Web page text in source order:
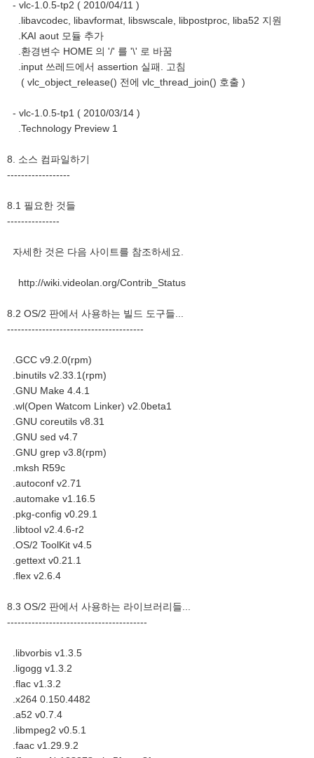
- vlc-1.0.5-tp2 ( 2010/04/11 )
.libavcodec, libavformat, libswscale, libpostproc, liba52 지원
.KAI aout 모듈 추가
.환경변수 HOME 의 '/' 를 '\' 로 바꿈
.input 쓰레드에서 assertion 실패. 고침
( vlc_object_release() 전에 vlc_thread_join() 호출 )
- vlc-1.0.5-tp1 ( 2010/03/14 )
.Technology Preview 1
8. 소스 컴파일하기
------------------
8.1 필요한 것들
---------------
자세한 것은 다음 사이트를 참조하세요.
http://wiki.videolan.org/Contrib_Status
8.2 OS/2 판에서 사용하는 빌드 도구들...
---------------------------------------
.GCC v9.2.0(rpm)
.binutils v2.33.1(rpm)
.GNU Make 4.4.1
.wl(Open Watcom Linker) v2.0beta1
.GNU coreutils v8.31
.GNU sed v4.7
.GNU grep v3.8(rpm)
.mksh R59c
.autoconf v2.71
.automake v1.16.5
.pkg-config v0.29.1
.libtool v2.4.6-r2
.OS/2 ToolKit v4.5
.gettext v0.21.1
.flex v2.6.4
8.3 OS/2 판에서 사용하는 라이브러리들...
----------------------------------------
.libvorbis v1.3.5
.ligogg v1.3.2
.flac v1.3.2
.x264 0.150.4482
.a52 v0.7.4
.libmpeg2 v0.5.1
.faac v1.29.9.2